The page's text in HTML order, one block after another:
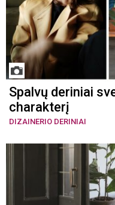
Spalvų deriniai
charakterį
DIZAINERIO DERINIAI